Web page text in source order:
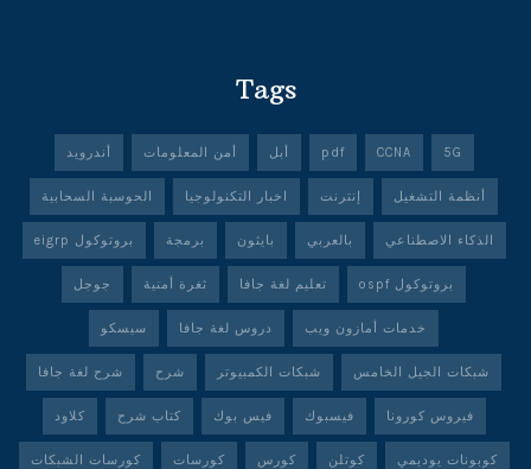
Tags
5G
CCNA
pdf أبل أمن المعلومات أندرويد
أنظمة التشغيل إنترنت اخبار التكنولوجيا الحوسبة السحابية
الذكاء الاصطناعي بالعربي بايثون برمجة بروتوكول eigrp
بروتوكول ospf تعليم لغة جافا ثغرة أمنية جوجل
خدمات أمازون ويب دروس لغة جافا سيسكو
شبكات الجيل الخامس شبكات الكمبيوتر شرح شرح لغة جافا
فيروس كورونا فيسبوك فيس بوك كتاب شرح كلاود
كوبونات يوديمي كوتلن كورس كورسات كورسات الشبكات